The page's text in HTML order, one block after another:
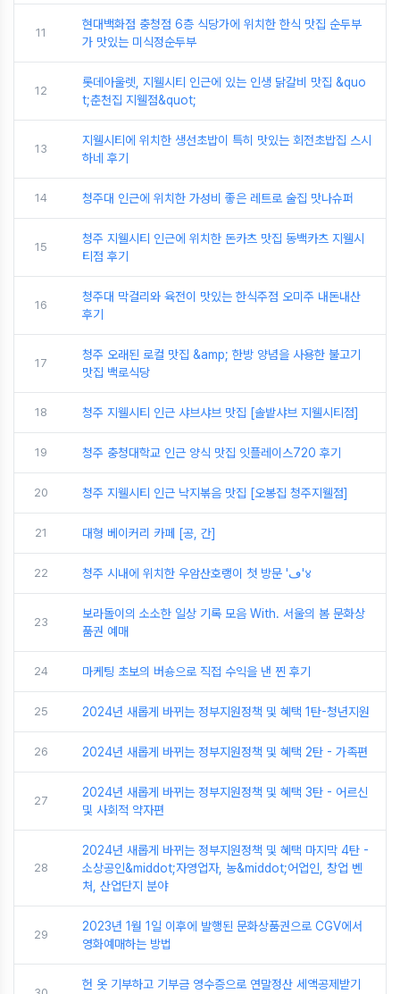
11
현대백화점 충청점 6층 식당가에 위치한 한식 맛집 순두부
가 맛있는 미식정순두부
12
롯데아울렛, 지웰시티 인근에 있는 인생 닭갈비 맛집 &quo
t;춘천집 지웰점&quot;
13
지웰시티에 위치한 생선초밥이 특히 맛있는 회전초밥집 스시
하네 후기
14 청주대 인근에 위치한 가성비 좋은 레트로 술집 맛나슈퍼
15
청주 지웰시티 인근에 위치한 돈카츠 맛집 동백카츠 지웰시
티점 후기
16
청주대 막걸리와 육전이 맛있는 한식주점 오미주 내돈내산
후기
17
청주 오래된 로컬 맛집 &amp; 한방 양념을 사용한 불고기
맛집 백로식당
18 청주 지웰시티 인근 샤브샤브 맛집 [솔밭샤브 지웰시티점]
19 청주 충청대학교 인근 양식 맛집 잇플레이스720 후기
20 청주 지웰시티 인근 낙지볶음 맛집 [오봉집 청주지웰점]
21 대형 베이커리 카페 [공, 간]
22 청주 시내에 위치한 우암산호랭이 첫 방문 'ڡ'४
23
보라돌이의 소소한 일상 기록 모음 With. 서울의 봄 문화상
품권 예매
24 마케팅 초보의 버숑으로 직접 수익을 낸 찐 후기
25 2024년 새롭게 바뀌는 정부지원정책 및 혜택 1탄-청년지원
26 2024년 새롭게 바뀌는 정부지원정책 및 혜택 2탄 - 가족편
27
2024년 새롭게 바뀌는 정부지원정책 및 혜택 3탄 - 어르신
및 사회적 약자편
28
2024년 새롭게 바뀌는 정부지원정책 및 혜택 마지막 4탄 -
소상공인&middot;자영업자, 농&middot;어업인, 창업 벤
처, 산업단지 분야
29
2023년 1월 1일 이후에 발행된 문화상품권으로 CGV에서
영화예매하는 방법
헌 옷 기부하고 기부금 영수증으로 연말정산 세액공제받기